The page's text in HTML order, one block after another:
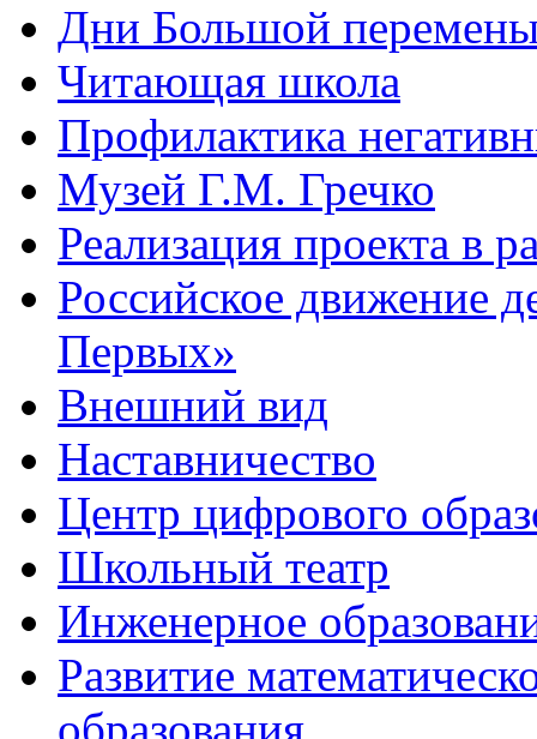
Дни Большой
Читающая школа
Профилактика
Музей Г.М. Гречко
Реализация проекта в
Российское движение
Первых»
Внешний вид
Наставничество
Центр цифрового
Школьный театр
Инженерное
Развитие
образования